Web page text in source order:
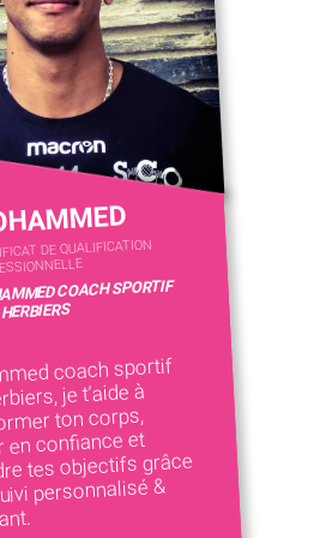
DE QUALIFICATION
COACH SPORTIF
coach sportif
je t’aide à
ton corps,
en confiance et
tes objectifs grâce
personnalisé &